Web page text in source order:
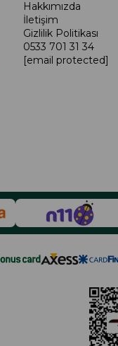
Hakkımızda
İletişim
Gizlilik Politikası
0533 701 31 34
[email protected]